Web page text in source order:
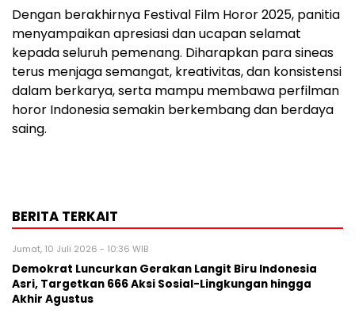
Dengan berakhirnya Festival Film Horor 2025, panitia
menyampaikan apresiasi dan ucapan selamat
kepada seluruh pemenang. Diharapkan para sineas
terus menjaga semangat, kreativitas, dan konsistensi
dalam berkarya, serta mampu membawa perfilman
horor Indonesia semakin berkembang dan berdaya
saing.
BERITA TERKAIT
Jumat, 10 Juli 2026 - 10:36 WIB
Demokrat Luncurkan Gerakan Langit Biru Indonesia
Asri, Targetkan 666 Aksi Sosial-Lingkungan hingga
Akhir Agustus